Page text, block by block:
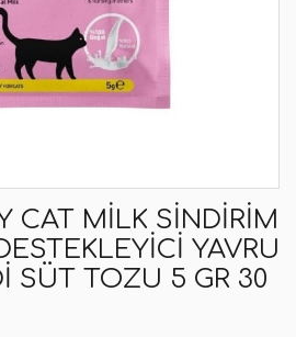
CAT MILK SINDIRIM
YAVRU
SÜT TOZU 5 GR 30